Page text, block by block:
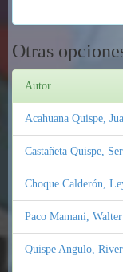
Otras
Autor
Acahuana Quispe,
Castañeta Quispe,
Choque Calderón,
Paco Mamani, Walter
Quispe Angulo,